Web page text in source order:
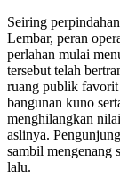
Seiring
Lembar, peran
perlahan mulai
tersebut telah
ruang publik favorit
bangunan kuno
menghilangkan
aslinya.
sambil mengenang
lalu.